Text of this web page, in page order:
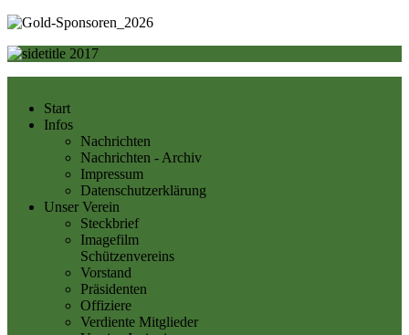
Start
Infos
Nachrichten
Nachrichten - Archiv
Impressum
Datenschutzerklärung
Unser Verein
Steckbrief
Imagefilm
Schützenvereins
Vorstand
Präsidenten
Offiziere
Verdiente Mitglieder